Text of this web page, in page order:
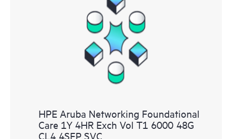
HPE Aruba Networking Foundational
Care 1Y 4HR Exch Vol T1 6000 48G
CL4 4SFP SVC